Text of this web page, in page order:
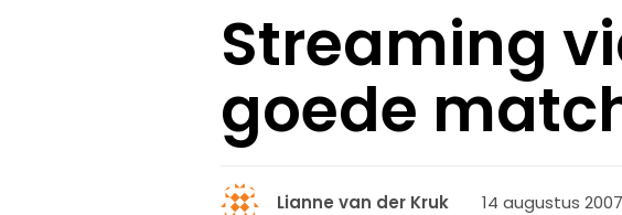
Streaming
goede
Lianne van der Kruk 14 augustus